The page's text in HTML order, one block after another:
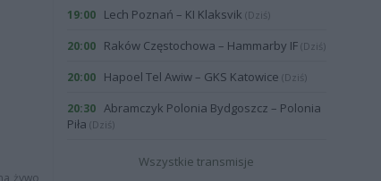
żywo
19:00 Lech Poznań – KI Klaksvik (Dziś)
20:00 Raków Częstochowa – Hammarby IF (Dziś)
20:00 Hapoel Tel Awiw – GKS Katowice (Dziś)
20:30 Abramczyk Polonia Bydgoszcz – Polonia
Piła (Dziś)
Wszystkie transmisje